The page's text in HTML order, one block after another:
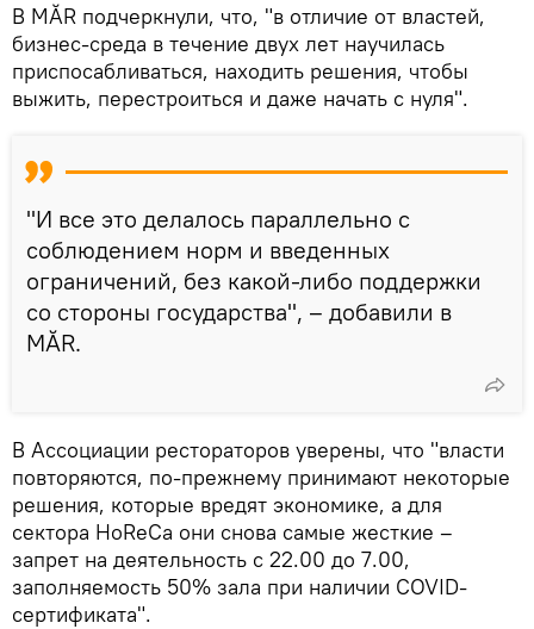
В MĂR подчеркнули, что, "в отличие от властей,
бизнес-среда в течение двух лет научилась
приспосабливаться, находить решения, чтобы
выжить, перестроиться и даже начать с нуля".
"И все это делалось параллельно с
соблюдением норм и введенных
ограничений, без какой-либо поддержки
со стороны государства", – добавили в
MĂR.
В Ассоциации рестораторов уверены, что "власти
повторяются, по-прежнему принимают некоторые
решения, которые вредят экономике, а для
сектора HoReCa они снова самые жесткие –
запрет на деятельность с 22.00 до 7.00,
заполняемость 50% зала при наличии COVID-
сертификата".